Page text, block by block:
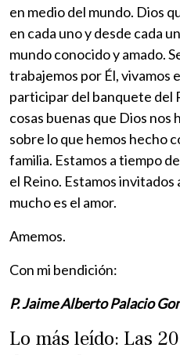
en medio del mundo. Dios
en cada uno y desde cada
mundo conocido y amado.
trabajemos por Él, vivamos
participar del banquete del
cosas buenas que Dios nos
sobre lo que hemos hecho
familia. Estamos a tiempo
el Reino. Estamos invitados
mucho es el amor.
Amemos.
Con mi bendición:
P. Jaime Alberto Palacio
Lo más leído: Las